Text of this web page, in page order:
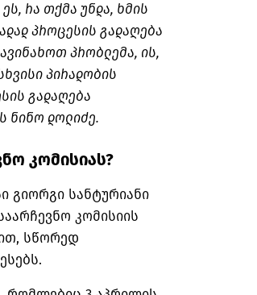
რა თქმა უნდა, ხმის
პროცესის გადაღება
პრობლემა, ის,
პირადობის
გადაღება
ნინო დოლიძე.
კომისიას?
გიორგი სანტურიანი
კომისიის
სწორედ